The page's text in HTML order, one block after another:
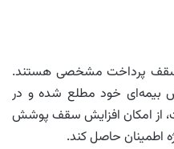
سقف پرداخت مشخصی هستند.
بیمه‌ای خود مطلع شده و در
از امکان افزایش سقف پوشش
اطمینان حاصل کند.